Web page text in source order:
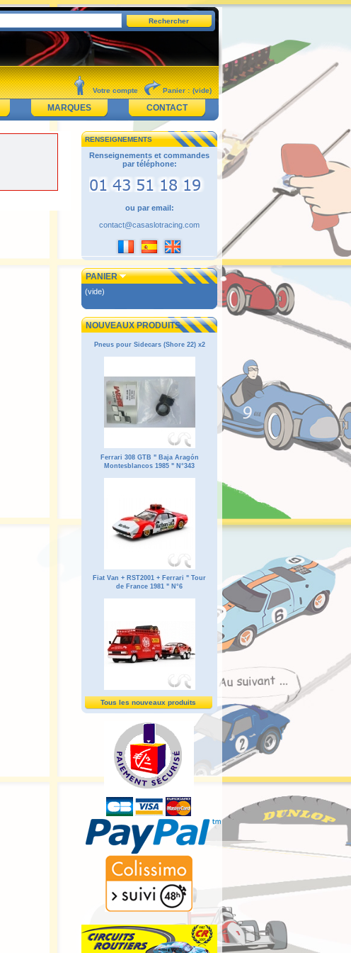
Panier : (vide)
Votre compte
MARQUES CONTACT
RENSEIGNEMENTS
Renseignements et commandes
par téléphone:
ou par email:
contact@casaslotracing.com
PANIER
(vide)
NOUVEAUX PRODUITS
Pneus pour Sidecars (Shore 22) x2
Ferrari 308 GTB " Baja Aragón
Montesblancos 1985 " N°343
Fiat Van + RST2001 + Ferrari " Tour
de France 1981 " N°6
Tous les nouveaux produits